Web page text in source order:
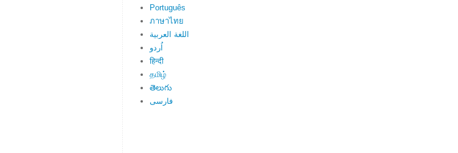
Português
ภาษาไทย
اللغة العربية
اُردو
हिन्दी
தமிழ்
తెలుగు
فارسی